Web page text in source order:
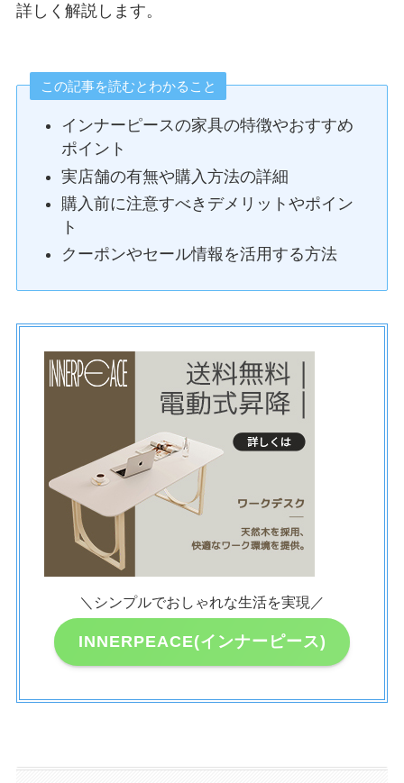
詳しく解説します。
この記事を読むとわかること
インナーピースの家具の特徴やおすすめ
ポイント
実店舗の有無や購入方法の詳細
購入前に注意すべきデメリットやポイン
ト
クーポンやセール情報を活用する方法
＼シンプルでおしゃれな生活を実現／
INNERPEACE(インナーピース)